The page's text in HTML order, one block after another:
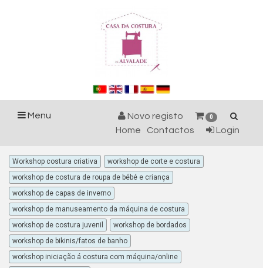
Menu 0
Novo registo
Login
Contactos
Home
Workshop costura criativa
workshop de corte e costura
workshop de costura de roupa de bébé e criança
workshop de capas de inverno
workshop de manuseamento da máquina de costura
workshop de costura juvenil
workshop de bordados
workshop de bikinis/fatos de banho
workshop iniciação á costura com máquina/online